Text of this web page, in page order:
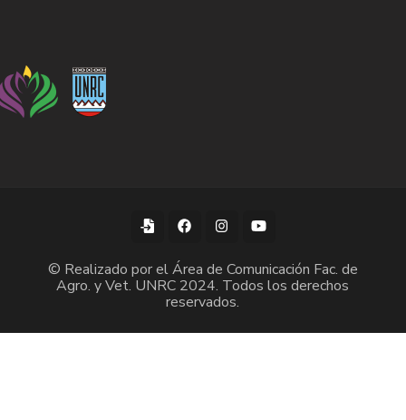
© Realizado por el Área de Comunicación Fac. de
Agro. y Vet. UNRC 2024. Todos los derechos
reservados.